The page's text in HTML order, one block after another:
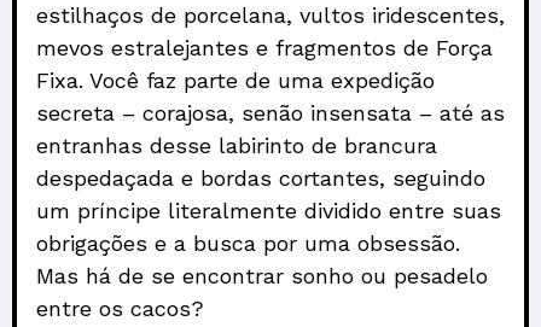
estilhaços de porcelana, vultos iridescentes,
mevos estralejantes e fragmentos de Força
Fixa. Você faz parte de uma expedição
secreta – corajosa, senão insensata – até as
entranhas desse labirinto de brancura
despedaçada e bordas cortantes, seguindo
um príncipe literalmente dividido entre suas
obrigações e a busca por uma obsessão.
Mas há de se encontrar sonho ou pesadelo
entre os cacos?